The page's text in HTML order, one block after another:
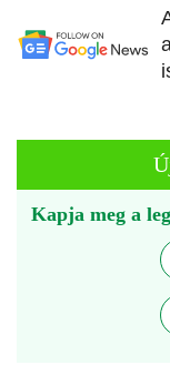
Kapja meg a